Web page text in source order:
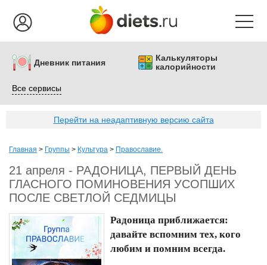
Дневник питания
Калькуляторы
калорийности
Все сервисы
Перейти на неадаптивную версию сайта
Главная > Группы > Культура > Православие.
21 апреля - РАДОНИЦА, ПЕРВЫЙ ДЕНЬ
ГЛАСНОГО ПОМИНОВЕНИЯ УСОПШИХ
ПОСЛЕ СВЕТЛОЙ СЕДМИЦЫ
Радоница приближается:
давайте вспомним тех, кого
любим и помним всегда.